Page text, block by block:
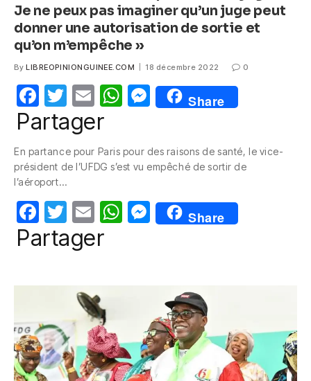
Je ne peux pas imaginer qu’un juge peut
donner une autorisation de sortie et
qu’on m’empêche »
By LIBREOPINIONGUINEE.COM 18 décembre 2022 0
F
a
e
b
o
o
k
T
w
itt
er
E
m
W
s
p
p
M
e
e
g
er
Share
Partager
En partance pour Paris pour des raisons de santé, le vice-
président de l’UFDG s’est vu empêché de sortir de
l’aéroport…
F
a
e
o
o
k
T
w
itt
er
E
m
W
p
M
e
g
er
Share
Partager